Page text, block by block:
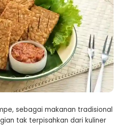
sebagai makanan tradisional
tak terpisahkan dari kuliner